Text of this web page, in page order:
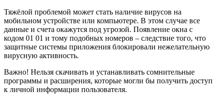
Тяжёлой проблемой может стать наличие вирусов на
мобильном устройстве или компьютере. В этом случае все
данные и счета окажутся под угрозой. Появление окна с
кодом 01 01 и тому подобных номеров – следствие того, что
защитные системы приложения блокировали нежелательную
вирусную активность.
Важно! Нельзя скачивать и устанавливать сомнительные
программы и расширения, которые могли бы получить доступ
к личной информации пользователя.